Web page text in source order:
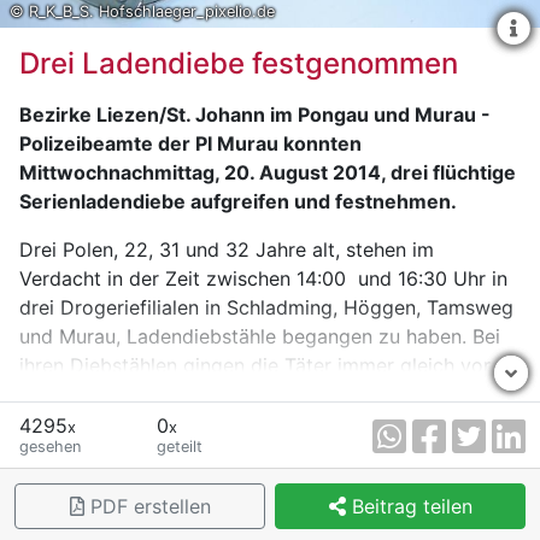
© R_K_B_S. Hofschlaeger_pixelio.de
Drei Ladendiebe festgenommen
Bezirke Liezen/St. Johann im Pongau und Murau -
Polizeibeamte der PI Murau konnten
Mittwochnachmittag, 20. August 2014, drei flüchtige
Serienladendiebe aufgreifen und festnehmen.
Drei Polen, 22, 31 und 32 Jahre alt, stehen im
Verdacht in der Zeit zwischen 14:00 und 16:30 Uhr in
drei Drogeriefilialen in Schladming, Höggen, Tamsweg
und Murau, Ladendiebstähle begangen zu haben. Bei
ihren Diebstählen gingen die Täter immer gleich vor.
Einkaufstasche in das jeweilige Geschäft, während der
dritte Täter vor dem Geschäft im Fahrzeug als
Fluchthelfer wartete. Danach entnahmen sie aus den
Regalen des Geschäftes Kosmetikartikeln und
4295x
gesehen
0x
geteilt
PDF erstellen Beitrag teilen